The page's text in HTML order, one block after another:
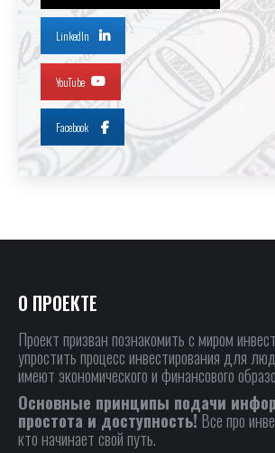
LinkedIn
YouTube
Facebook
О ПРОЕКТЕ
Проект призван познакомить с миром
упростить процесс инвестирования для
имеют экономического и финансового
Основные принципы подачи
простота и доступность! Все про
кто начинает свой путь.